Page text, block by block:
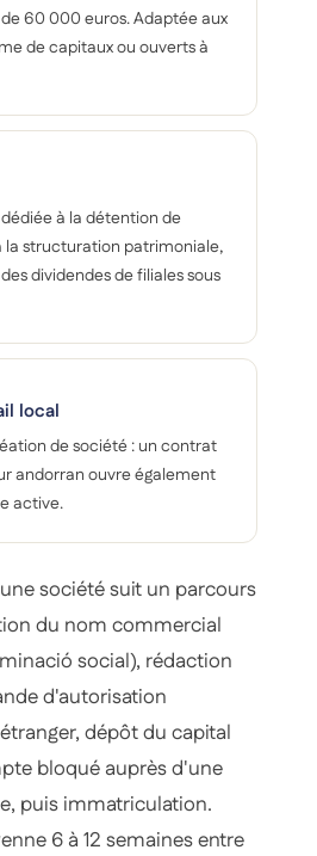
60 000 euros. Adaptée aux
de capitaux ou ouverts à
à la détention de
la structuration patrimoniale,
dividendes de filiales sous
local
de société : un contrat
andorran ouvre également
active.
société suit un parcours
du nom commercial
social), rédaction
d'autorisation
dépôt du capital
bloqué auprès d'une
puis immatriculation.
6 à 12 semaines entre